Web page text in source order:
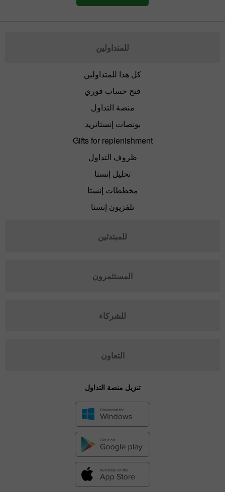
للمتداولين
كل هذا للمتداولين
فتح حساب فوري
منصة التداول
بونصات إنستاتريد
Gifts for replenishment
ظروف التداول
تحليل إنستا
مخططات إنستا
تلفزيون إنستا
للمبتدئين
المستثمرون
للشركاء
التعاون
تنزيل منصة التداول